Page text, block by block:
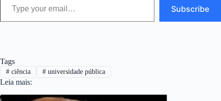
Subscribe
Tags
#ciência #universidade pública
Leia mais: